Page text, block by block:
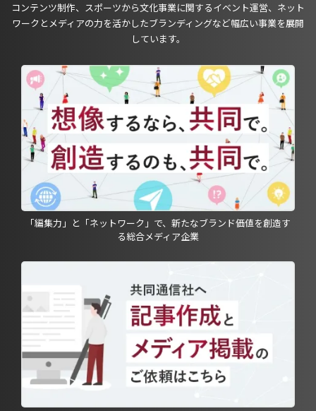
コンテンツ制作、スポーツから文化事業に関するイベント運営、ネット
ワークとメディアの力を活かしたブランディングなど幅広い事業を展開
しています。
「編集力」と「ネットワーク」で、新たなブランド価値を創造す
る総合メディア企業